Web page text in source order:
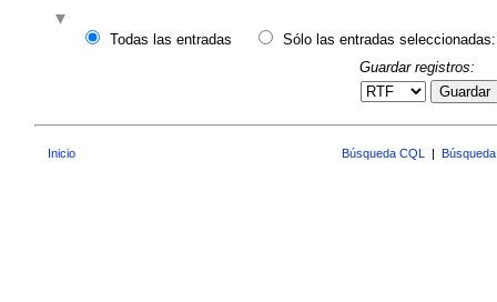
Todas las entradas
Sólo las entradas seleccionadas:
Guardar registros:
Guardar
Inicio Búsqueda CQL